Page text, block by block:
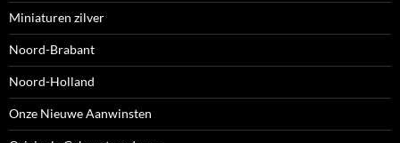
Miniaturen zilver
Noord-Brabant
Noord-Holland
Onze Nieuwe Aanwinsten